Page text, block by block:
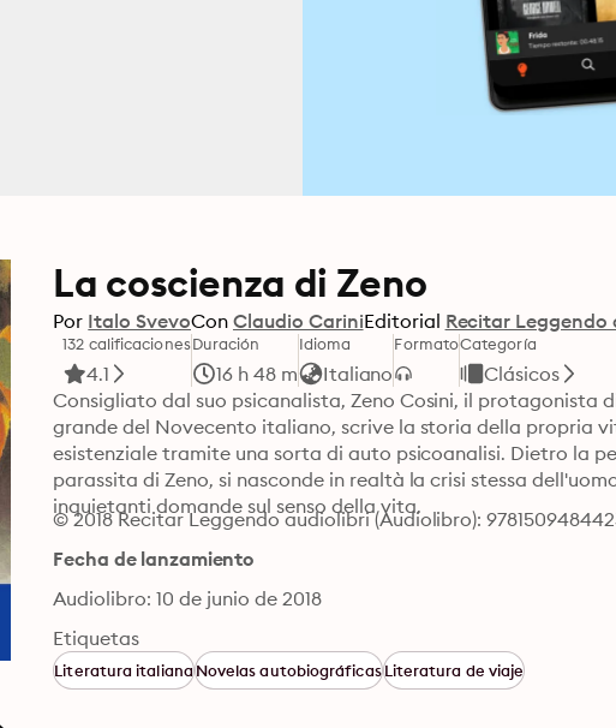
La coscienza di Zeno
Por Italo SvevoCon Claudio CariniEditorial Recitar Leggendo
132 calificaciones
4.1
Duración
16 h 48 m
Idioma
Italiano
FormatoCategoría
Clásicos
Consigliato dal suo psicanalista, Zeno Cosini, il protagonista
grande del Novecento italiano, scrive la storia della propria
esistenziale tramite una sorta di auto psicoanalisi. Dietro la
parassita di Zeno, si nasconde in realtà la crisi stessa
inquietanti domande sul senso della vita.
© 2018 Recitar Leggendo audiolibri (Audiolibro):
Fecha de lanzamiento
Audiolibro: 10 de junio de 2018
Etiquetas
Literatura italianaNovelas autobiográficasLiteratura de viaje